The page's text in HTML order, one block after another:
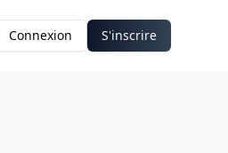
Connexion S'inscrire